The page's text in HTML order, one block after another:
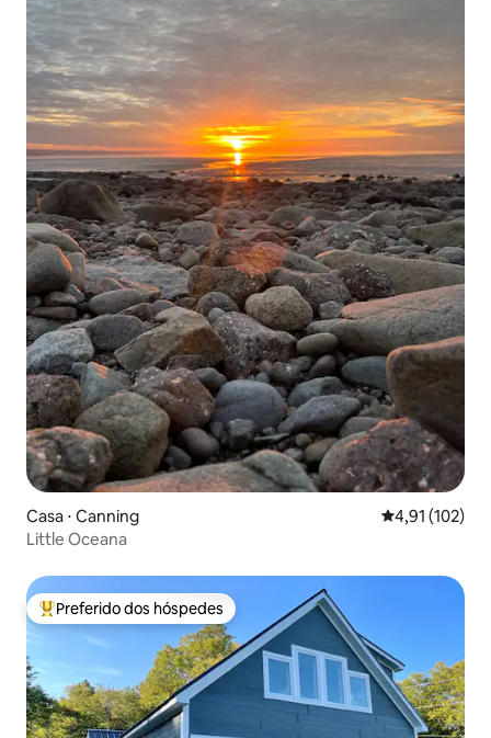
Casa ⋅ Canning 4,91 de uma
4,91 (102)
Little Oceana
Entre os melhores preferidos dos hóspedes
Preferido dos hóspedes